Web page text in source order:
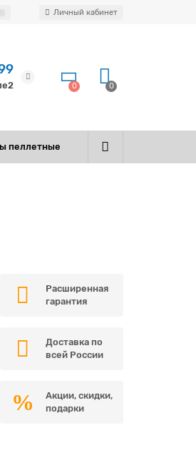
Личный кабинет
0 0
пеллетные
Расширенная
гарантия
Доставка по
всей России
Акции, скидки,
подарки